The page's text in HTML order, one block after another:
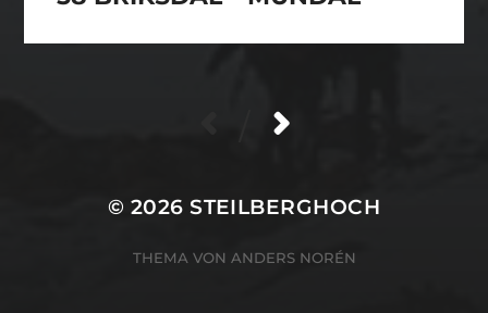
© 2026STEILBERGHOCH
THEMA VON ANDERS NORÉN